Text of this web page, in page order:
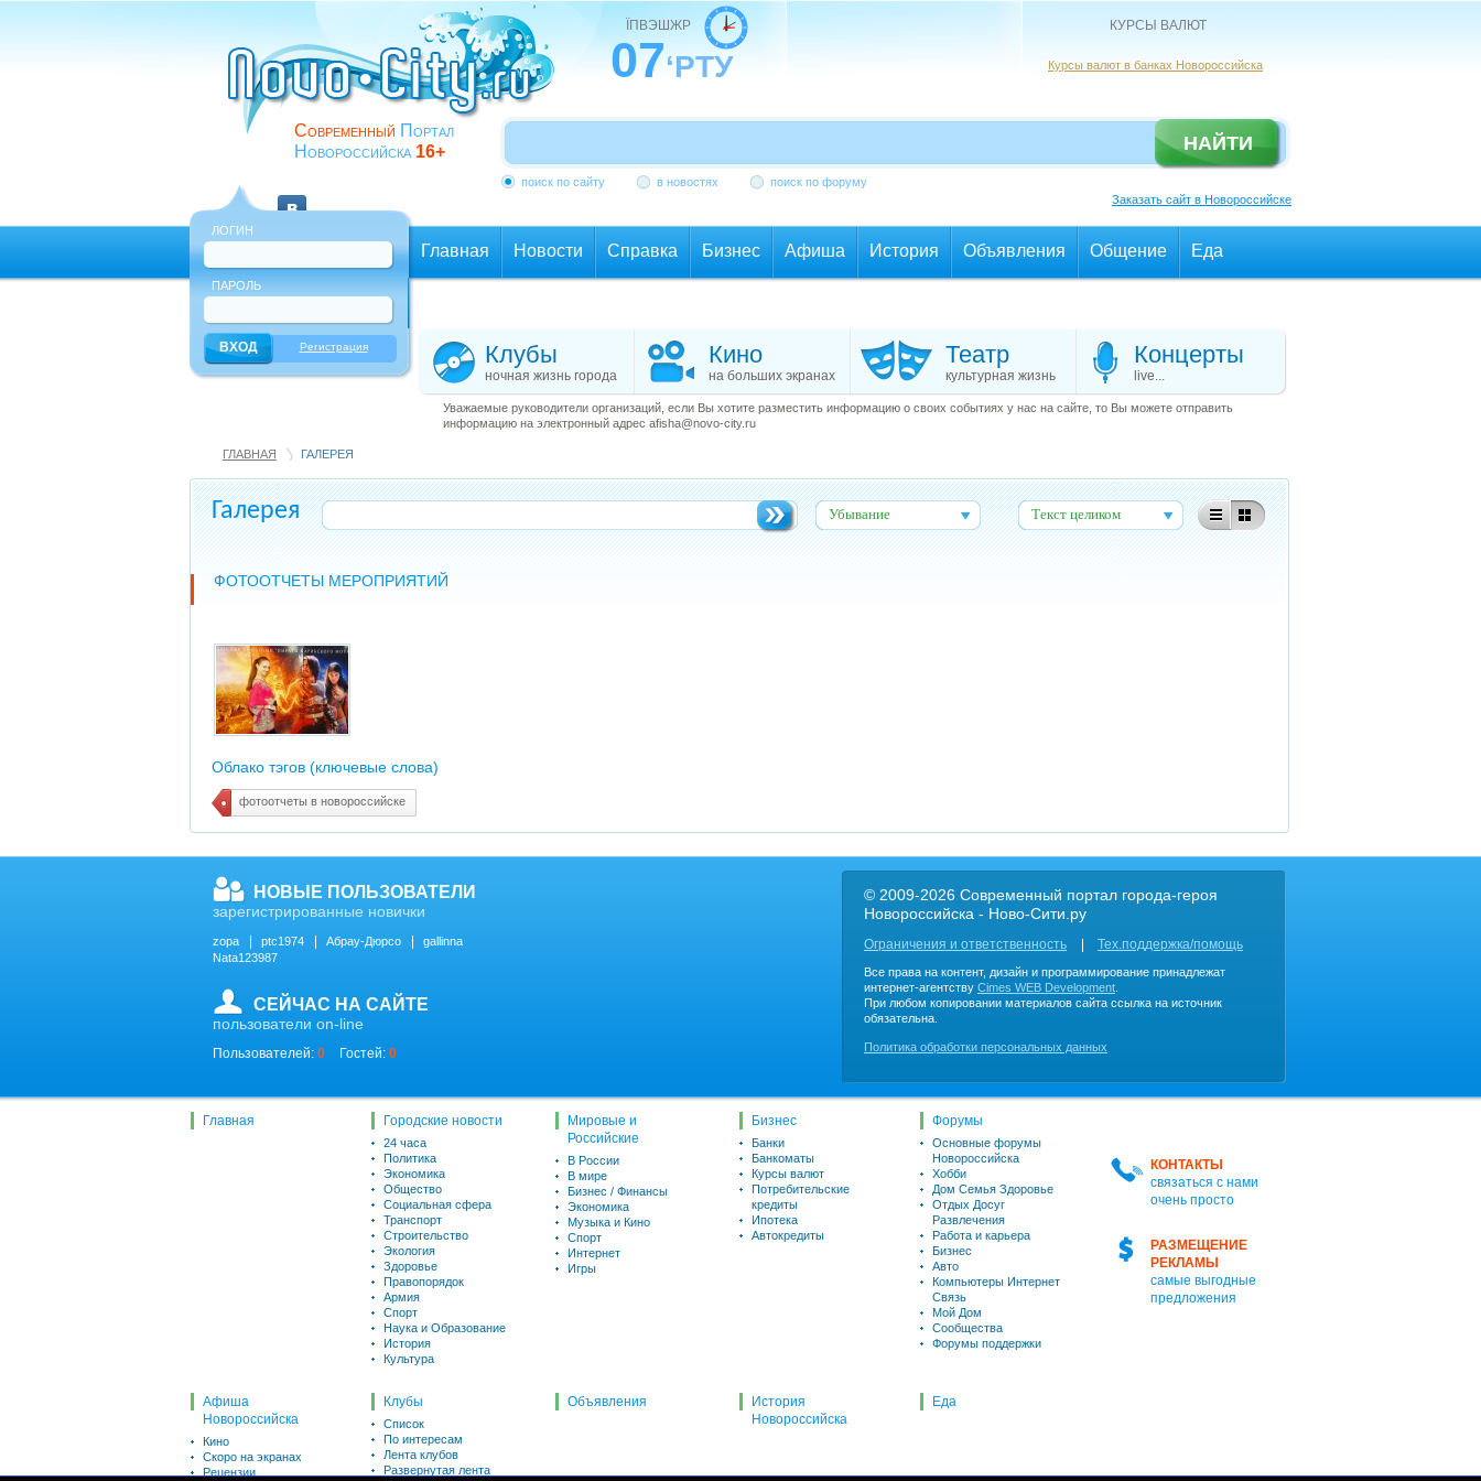
Современный Портал
Новороссийска 16+
ЇПВЭШЖР
07‘РТУ
КУРСЫ ВАЛЮТ
Курсы валют в банках Новороссийска
поиск по сайту в новостях
поиск по форуму
Заказать сайт в Новороссийске
ЛОГИН
ПАРОЛЬ
Регистрация
Главная Новости Справка Бизнес Афиша История Объявления Общение Еда
Клубы
ночная жизнь города
Кино
на больших экранах
Театр
культурная жизнь
Концерты
live...
Уважаемые руководители организаций, если Вы хотите разместить информацию о своих событиях у нас на сайте, то Вы можете отправить
информацию на электронный адрес afisha@novo-city.ru
ГЛАВНАЯ ГАЛЕРЕЯ
Галерея Убывание Текст целиком
ФОТООТЧЕТЫ МЕРОПРИЯТИЙ
Облако тэгов (ключевые слова)
фотоотчеты в новороссийске
© 2009-2026 Современный портал города-героя
Новороссийска - Ново-Сити.ру
Ограничения и ответственность Тех.поддержка/помощь
Все права на контент, дизайн и программирование принадлежат
интернет-агентству Cimes WEB Development
При любом копировании материалов сайта ссылка на источник
обязательна.
Политика обработки персональных данных
НОВЫЕ ПОЛЬЗОВАТЕЛИ
зарегистрированные новички
zopa ptc1974 Абрау-Дюрсо
gallinna
Nata123987
СЕЙЧАС НА САЙТЕ
пользователи on-line
Пользователей: 0 Гостей: 0
КОНТАКТЫ
связаться с нами
очень просто
РАЗМЕЩЕНИЕ
РЕКЛАМЫ
самые выгодные
предложения
Главная Городские новости
24 часа
Политика
Экономика
Общество
Социальная сфера
Транспорт
Строительство
Экология
Здоровье
Правопорядок
Армия
Спорт
Наука и Образование
История
Культура
Мировые и
Российские
В России
В мире
Бизнес / Финансы
Экономика
Музыка и Кино
Спорт
Интернет
Игры
Бизнес
Банки
Банкоматы
Курсы валют
Потребительские
кредиты
Ипотека
Автокредиты
Форумы
Основные форумы
Новороссийска
Хобби
Дом Семья Здоровье
Отдых Досуг
Развлечения
Работа и карьера
Бизнес
Авто
Компьютеры Интернет
Связь
Мой Дом
Сообщества
Форумы поддержки
Афиша
Новороссийска
Кино
Скоро на экранах
Рецензии
Клубы
Список
По интересам
Лента клубов
Развернутая лента
Объявления
История
Новороссийска
Еда